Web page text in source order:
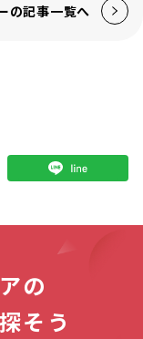
の記事一覧へ
の
そう